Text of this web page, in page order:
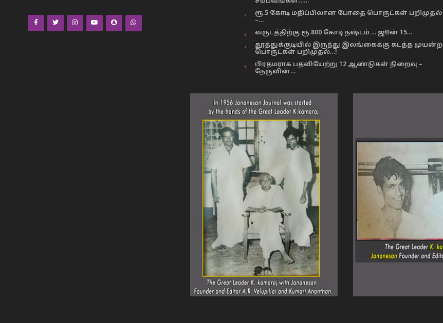
ரூ.5 கோடி மதிப்பிலான போதை பொருட்கள் பறிமுதல்
–…
வருடத்திற்கு ரூ.800 கோடி நஷ்டம் … ஜூன் 15…
தூத்துக்குடியில் இருந்து இலங்கைக்கு கடத்த முயன்ற
பொருட்கள் பறிமுதல்…!
பிரதமராக பதவியேற்று 12 ஆண்டுகள் நிறைவு –
நேருவின்…